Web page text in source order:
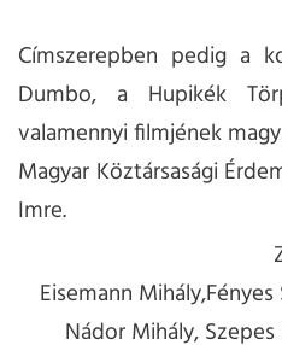
Címszerepben pedig a
Dumbo, a Hupikék
valamennyi filmjének
Magyar Köztársasági
Imre.
Eisemann
Nádor Mihály,